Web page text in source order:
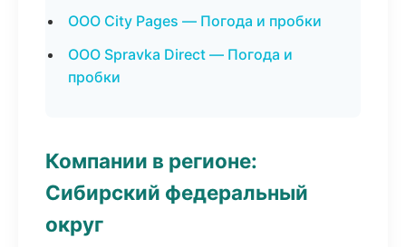
ООО City Pages — Погода и пробки
ООО Spravka Direct — Погода и
пробки
Компании в регионе:
Сибирский федеральный
округ